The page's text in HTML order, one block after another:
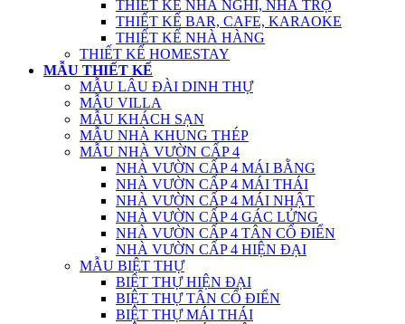
THIẾT KẾ NHÀ NGHỈ, NHÀ TRỌ
THIẾT KẾ BAR, CAFE, KARAOKE
THIẾT KẾ NHÀ HÀNG
THIẾT KẾ HOMESTAY
MẪU THIẾT KẾ
MẪU LÂU ĐÀI DINH THỰ
MẪU VILLA
MẪU KHÁCH SẠN
MẪU NHÀ KHUNG THÉP
MẪU NHÀ VƯỜN CẤP 4
NHÀ VƯỜN CẤP 4 MÁI BẰNG
NHÀ VƯỜN CẤP 4 MÁI THÁI
NHÀ VƯỜN CẤP 4 MÁI NHẬT
NHÀ VƯỜN CẤP 4 GÁC LỬNG
NHÀ VƯỜN CẤP 4 TÂN CỔ ĐIỂN
NHÀ VƯỜN CẤP 4 HIỆN ĐẠI
MẪU BIỆT THỰ
BIỆT THỰ HIỆN ĐẠI
BIỆT THỰ TÂN CỔ ĐIỂN
BIỆT THỰ MÁI THÁI